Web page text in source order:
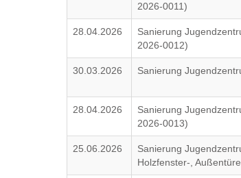
2026-0011)
28.04.2026
Sanierung
2026-0012)
30.03.2026 Sanierung
28.04.2026
Sanierung
2026-0013)
25.06.2026
Sanierung
Holzfenster-,